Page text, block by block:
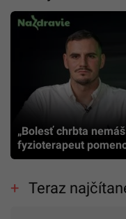
„Bolesť chrbta
fyzioterapeut
Teraz